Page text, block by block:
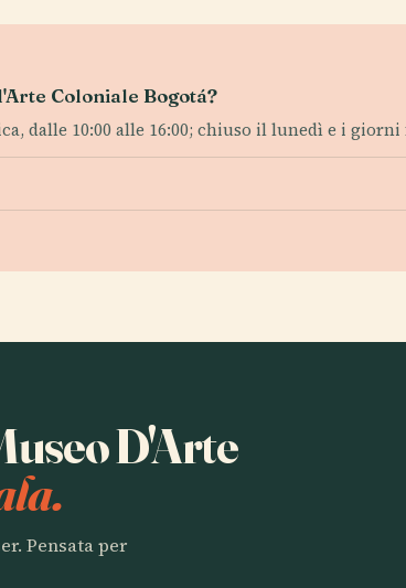
Coloniale Bogotá?
dalle 10:00 alle 16:00; chiuso il lunedì e i
D'Arte
Pensata per